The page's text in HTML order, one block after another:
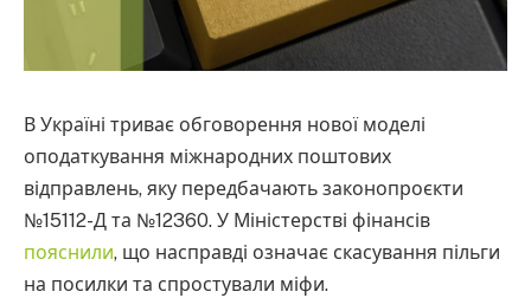
В Україні триває обговорення нової моделі
оподаткування міжнародних поштових
відправлень, яку передбачають законопроєкти
№15112-Д та №12360. У Міністерстві фінансів
пояснили, що насправді означає скасування пільги
на посилки та спростували міфи.